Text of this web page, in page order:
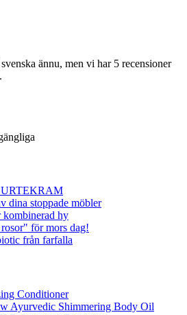
ännu, men vi har 5 recensioner
URTEKRAM
dina stoppade möbler
kombinerad hy
för mors dag!
från farfalla
Conditioner
Ayurvedic Shimmering Body Oil